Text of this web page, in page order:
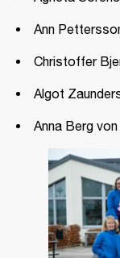
Ann
Christoffer
Algot
Anna Berg